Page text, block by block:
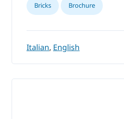
Bricks Brochure
Italian, English